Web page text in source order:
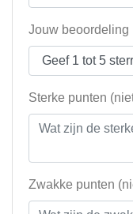
Jouw beoordeling
Sterke punten
Zwakke punten